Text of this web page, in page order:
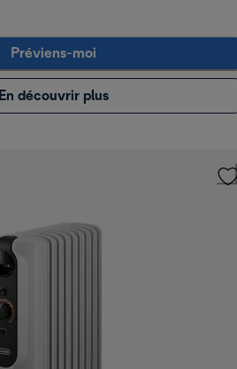
Préviens-moi
En découvrir plus